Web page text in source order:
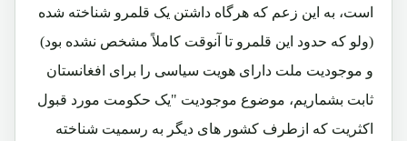
است، به این زعم که هرگاه داشتن یک قلمرو شناخته شده
(ولو که حدود این قلمرو تا آنوقت کاملاً مشخص نشده بود)
و موجودیت ملت دارای هویت سیاسی را برای افغانستان
ثابت بشماریم، موضوع موجودیت "یک حکومت مورد قبول
اکثریت که ازطرف کشور های دیگر به رسمیت شناخته